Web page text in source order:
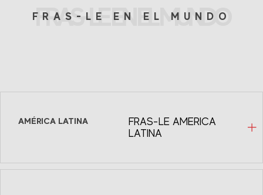
FRAS-LE EN EL MUNDO
FRAS-LE EN EL MUNDO
AMÉRICA LATINA
FRAS-LE AMERICA
LATINA